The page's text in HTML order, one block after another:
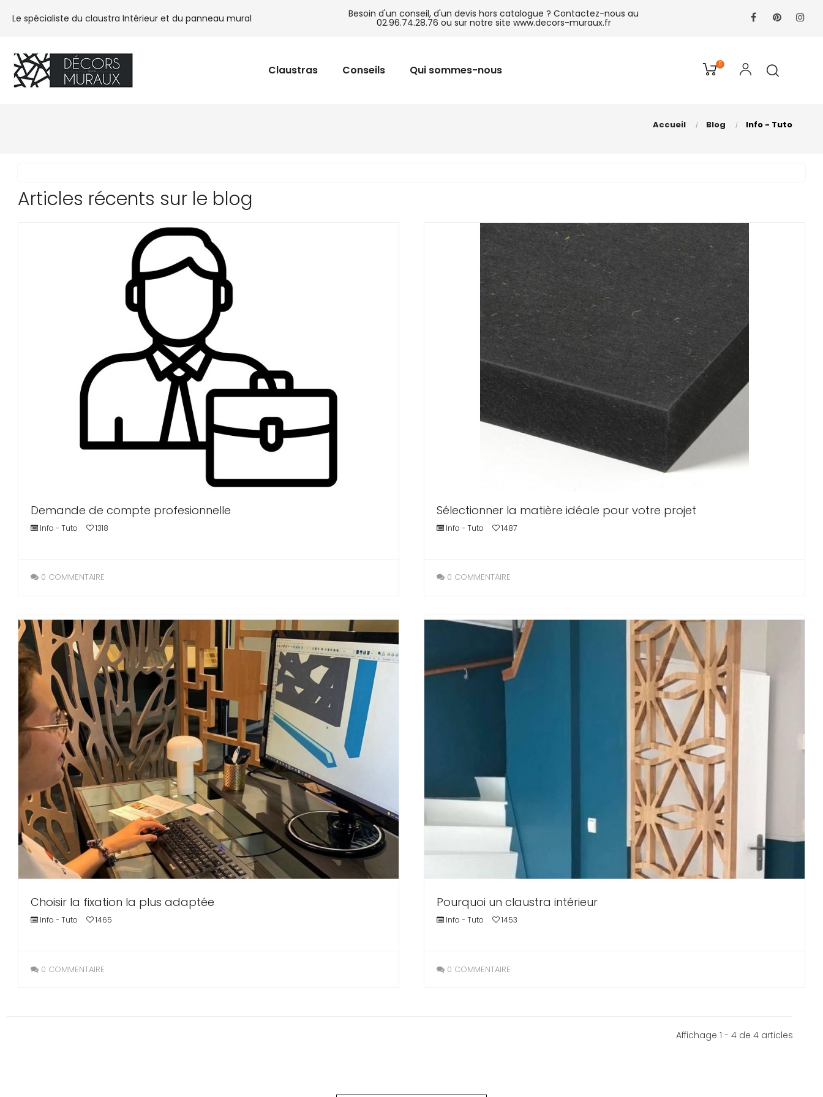
Le spécialiste du claustra Intérieur et du panneau mural Besoin d'un conseil, d'un devis hors catalogue ?Contactez-nous au
02.96.74.28.76 ou sur notre site www.decors-muraux.fr FacebookPinterest
Claustras Conseils Qui sommes-nous 0
Accueil Blog Info - Tuto
Articles récents sur le blog
LIRE LA SUITE
Demande de compte profesionnelle
Info - Tuto 1318
0 COMMENTAIRE
Sélectionner la matière idéale pour votre projet
Info - Tuto 1487
0 COMMENTAIRE
Choisir la fixation la plus adaptée
Info - Tuto 1465
0 COMMENTAIRE
Pourquoi un claustra intérieur
Info - Tuto 1453
0 COMMENTAIRE
Affichage 1 - 4 de 4 articles